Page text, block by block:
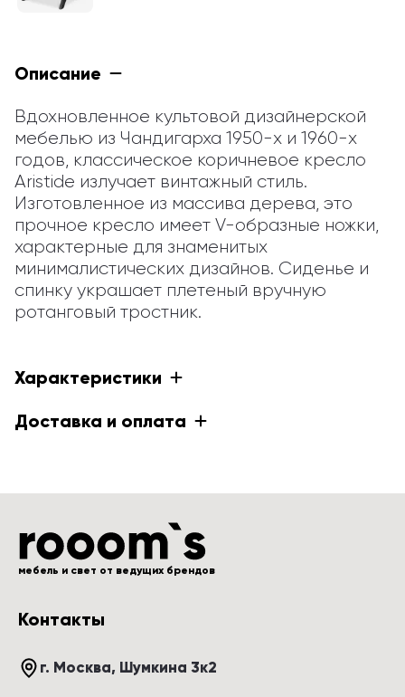
Описание
Вдохновленное культовой дизайнерской
мебелью из Чандигарха 1950-х и 1960-х
годов, классическое коричневое кресло
Aristide излучает винтажный стиль.
Изготовленное из массива дерева, это
прочное кресло имеет V-образные ножки,
характерные для знаменитых
минималистических дизайнов. Сиденье и
спинку украшает плетеный вручную
ротанговый тростник.
Характеристики
Доставка и оплата
мебель и свет от ведущих брендов
Контакты
г. Москва, Шумкина 3к2